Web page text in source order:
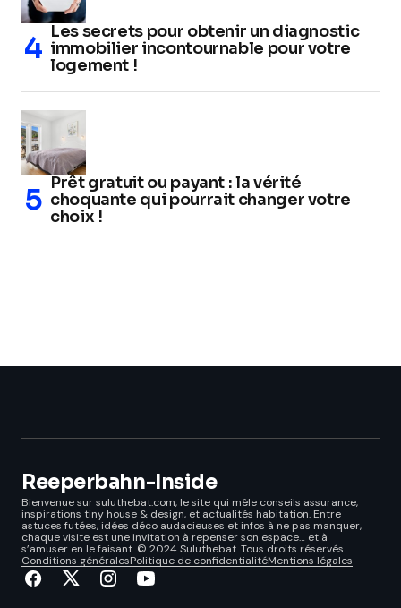
Les secrets pour obtenir un diagnostic
immobilier incontournable pour votre
logement !
Prêt gratuit ou payant : la vérité
choquante qui pourrait changer votre
choix !
Reeperbahn-Inside
Bienvenue sur suluthebat.com, le site qui mêle conseils assurance,
inspirations tiny house & design, et actualités habitation. Entre
astuces futées, idées déco audacieuses et infos à ne pas manquer,
chaque visite est une invitation à repenser son espace… et à
s’amuser en le faisant. © 2024 Suluthebat. Tous droits réservés.
Conditions généralesPolitique de confidentialitéMentions légales